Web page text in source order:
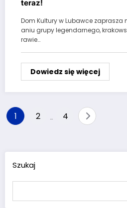
teraz!
Dom Kultury w Lubawce zaprasza
aniu grupy legendarnego,
rawie…
Dowiedz się więcej
Stronicowanie
1 2 4
Szukaj